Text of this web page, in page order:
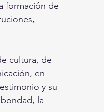
formación de
cultura, de
en
y su
la